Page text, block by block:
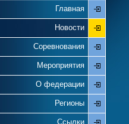
Главная
Новости
Соревнования
Мероприятия
О федерации
Регионы
Ссылки